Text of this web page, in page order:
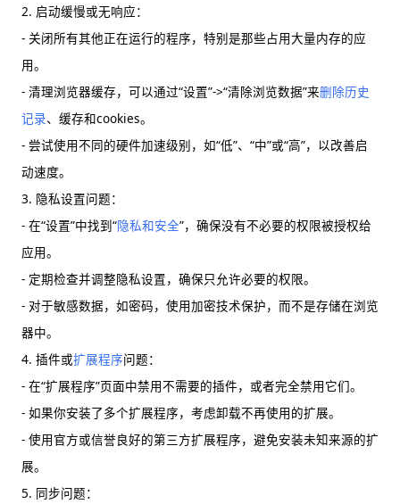
2. 启动缓慢或无响应：
- 关闭所有其他正在运行的程序，特别是那些占用大量内存的应
用。
- 清理浏览器缓存，可以通过“设置”->“清除浏览数据”来删除历史
记录、缓存和cookies。
- 尝试使用不同的硬件加速级别，如“低”、“中”或“高”，以改善启
动速度。
3. 隐私设置问题：
- 在“设置”中找到“隐私和安全”，确保没有不必要的权限被授权给
应用。
- 定期检查并调整隐私设置，确保只允许必要的权限。
- 对于敏感数据，如密码，使用加密技术保护，而不是存储在浏览
器中。
4. 插件或扩展程序问题：
- 在“扩展程序”页面中禁用不需要的插件，或者完全禁用它们。
- 如果你安装了多个扩展程序，考虑卸载不再使用的扩展。
- 使用官方或信誉良好的第三方扩展程序，避免安装未知来源的扩
展。
5. 同步问题：